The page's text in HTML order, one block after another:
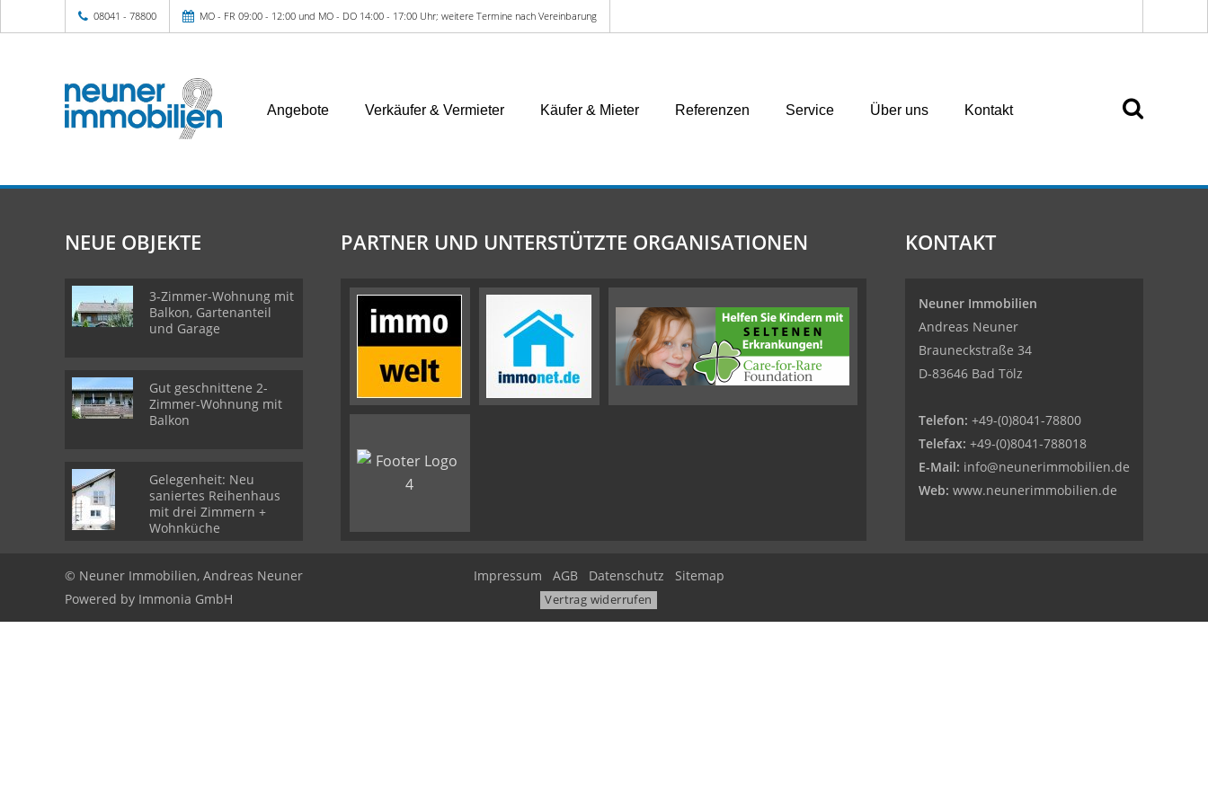
08041 - 78800 MO - FR 09:00 - 12:00 und MO - DO 14:00 - 17:00 Uhr; weitere Termine nach Vereinbarung
Angebote Verkäufer & Vermieter Käufer & Mieter Referenzen Service Über uns Kontakt
NEUE OBJEKTE
3-Zimmer-Wohnung mit
Balkon, Gartenanteil
und Garage
Gut geschnittene 2-
Zimmer-Wohnung mit
Balkon
Gelegenheit: Neu
saniertes Reihenhaus
mit drei Zimmern +
Wohnküche
PARTNER UND UNTERSTÜTZTE ORGANISATIONEN KONTAKT
Neuner Immobilien
Andreas Neuner
Brauneckstraße 34
D-83646 Bad Tölz
Telefon: +49-(0)8041-78800
Telefax: +49-(0)8041-788018
E-Mail: info@neunerimmobilien.de
Web: www.neunerimmobilien.de
© Neuner Immobilien, Andreas Neuner
Powered by Immonia GmbH
Impressum AGB Datenschutz Sitemap
Vertrag widerrufen